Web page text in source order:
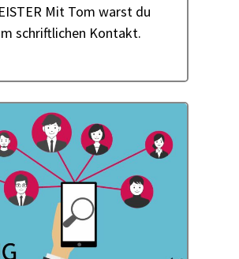
Mit Tom warst du
schriftlichen Kontakt.